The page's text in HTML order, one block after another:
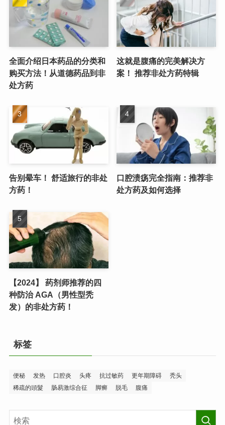
全面介绍日本药品的分类和
购买方法！从道德药品到非
处方药
这就是腹痛的完美解决方
案！ 推荐非处方药特辑
告别晕车！ 舒适旅行的非处
方药！
口腔溃疡完全指南：推荐非
处方药及如何选择
【2024】 药剂师推荐的四
种防治 AGA（男性型秃
发）的非处方药！
标签
便秘 发热 口腔炎 头疼 抗过敏药 更年期障碍
秃头
稀疏的頭髮
肠易激综合征 脚癣 脱毛 腹痛